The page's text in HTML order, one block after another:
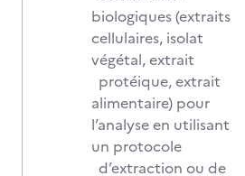
biologiques (extraits
cellulaires, isolat
végétal, extrait
protéique, extrait
alimentaire) pour
l’analyse en utilisant
un protocole
d’extraction ou de